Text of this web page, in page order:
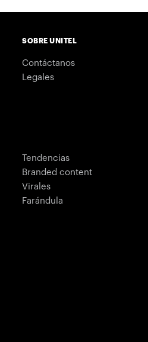
SOBRE UNITEL
Contáctanos
Legales
Tendencias
Branded content
Virales
Farándula